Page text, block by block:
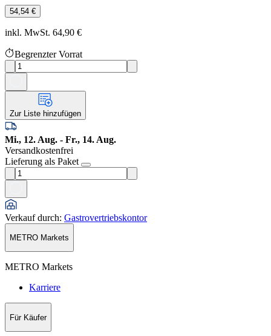
54,54 €
inkl. MwSt. 64,90 €
Begrenzter Vorrat
Zur Liste hinzufügen
Mi., 12. Aug. - Fr., 14. Aug.
Versandkostenfrei
Lieferung als Paket
Verkauf durch: Gastrovertriebskontor
METRO Markets
METRO Markets
Karriere
Für Käufer